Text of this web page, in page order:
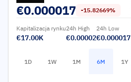
€0.000017 -15.82669%
Kapitalizacja rynku
€17.00K
24h High
€0.00002
24h Low
€0.000017
1D 1W 1M 6M 1Y